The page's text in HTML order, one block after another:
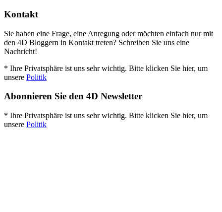
Kontakt
Sie haben eine Frage, eine Anregung oder möchten einfach nur mit
den 4D Bloggern in Kontakt treten? Schreiben Sie uns eine
Nachricht!
* Ihre Privatsphäre ist uns sehr wichtig. Bitte klicken Sie hier, um
unsere Politik
Abonnieren Sie den 4D Newsletter
* Ihre Privatsphäre ist uns sehr wichtig. Bitte klicken Sie hier, um
unsere Politik